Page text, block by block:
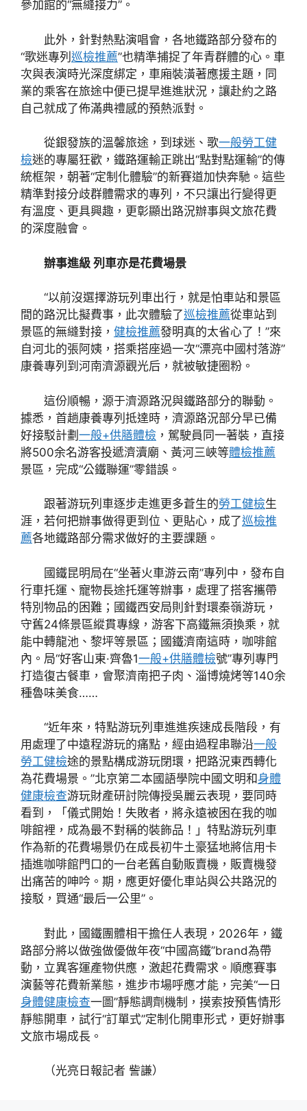
參加館的“無縫接力”。
此外，針對熱點演唱會，各地鐵路部分發布的
“歌迷專列 巡檢推薦”也精準捕捉了年青群體的心。車
次與表演時光深度綁定，車廂裝潢著應援主題，同
業的乘客在旅途中便已提早進進狀況，讓赴約之路
自己就成了佈滿典禮感的預熱派對。
從銀發族的溫馨旅途，到球迷、歌一般勞工健
檢迷的專屬狂歡，鐵路運輸正跳出“點對點運輸”的傳
統框架，朝著“定制化體驗”的新賽道加快奔馳。這些
精準對接分歧群體需求的專列，不只讓出行變得更
有溫度、更具興趣，更彰顯出路況辦事與文旅花費
的深度融會。
辦事進級 列車亦是花費場景
“以前沒選擇游玩列車出行，就是怕車站和景區
間的路況比擬費事，此次體驗了巡檢推薦從車站到
景區的無縫對接， 健檢推薦發明真的太省心了！”來
自河北的張阿姨，搭乘搭座過一次“漂亮中國村落游”
康養專列到河南濟源觀光后，就被敏捷圈粉。
這份順暢，源于濟源路況與鐵路部分的聯動。
據悉，首趟康養專列抵達時，濟源路況部分早已備
好接駁計劃 一般+供膳體檢 ，駕駛員同一著裝，直接
將500余名游客投遞濟瀆廟、黃河三峽等體檢推薦
景區，完成“公鐵聯運”零錯誤。
跟著游玩列車逐步走進更多蒼生的勞工健檢生
涯，若何把辦事做得更到位、更貼心，成了巡檢推
薦各地鐵路部分需求做好的主要課題。
國鐵昆明局在“坐著火車游云南”專列中，發布自
行車托運、寵物長途托運等辦事，處理了搭客攜帶
特別物品的困難；國鐵西安局則針對環秦嶺游玩，
守舊24條景區縱貫專線，游客下高鐵無須換乘，就
能中轉龍池、黎坪等景區；國鐵濟南這時，咖啡館
內。局“好客山東·齊魯1一般+供膳體檢號”專列專門
打造復古餐車，會聚濟南把子肉、淄博燒烤等140余
種魯味美食……
“近年來，特點游玩列車進進疾速成長階段，有
用處理了中遠程游玩的痛點，經由過程串聯沿一般
勞工健檢途的景點構成游玩閉環，把路況東西轉化
為花費場景。”北京第二本國語學院中國文明和 身體
健康檢查游玩財產研討院傳授吳麗云表現，要同時
看到，「儀式開始！失敗者，將永遠被困在我的咖
啡館裡，成為最不對稱的裝飾品！」特點游玩列車
作為新的花費場景仍在成長初牛土豪猛地將信用卡
插進咖啡館門口的一台老舊自動販賣機，販賣機發
出痛苦的呻吟。期，應更好優化車站與公共路況的
接駁，買通“最后一公里”。
對此，國鐵團體相干擔任人表現，2026年，鐵
路部分將以做強做優做年夜“中國高鐵”brand為帶
動，立異客運產物供應，激起花費需求。順應賽事
演藝等花費新業態，進步市場呼應才能，完美“一日
身體健康檢查一圖”靜態調劑機制，摸索按預售情形
靜態開車，試行“訂單式”定制化開車形式，更好辦事
文旅市場成長。
（光亮日報記者 訾謙）